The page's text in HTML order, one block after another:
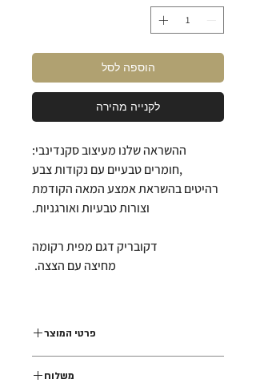
הוספה לסל
לקנייה מהירה
ההשראה שלנו מעיצוב סקנדינבי:
,חומרים טבעיים עם נקודות צבע
רהיטים בהשראת אמצע המאה הקודמת
וצורות טבעיות ואורגניות.
דקובריק דגם מפית רקומה
מחיצה עם הצצה.
פרטי המוצר
Made in ISRAEL
משלוח